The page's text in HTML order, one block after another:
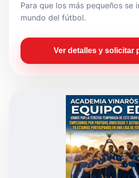
Para que los más pequeños se
mundo del fútbol.
Ver detalles y solicitar